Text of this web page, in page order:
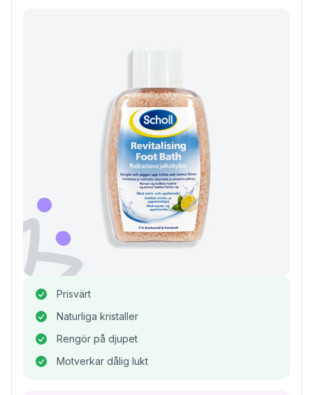
Prisvärt
Naturliga kristaller
Rengör på djupet
Motverkar dålig lukt